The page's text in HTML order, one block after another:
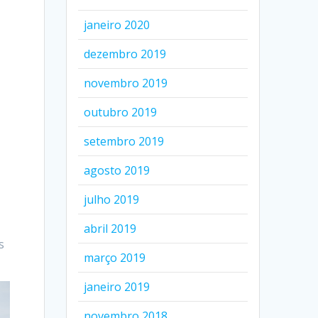
janeiro 2020
dezembro 2019
novembro 2019
outubro 2019
setembro 2019
agosto 2019
julho 2019
abril 2019
março 2019
janeiro 2019